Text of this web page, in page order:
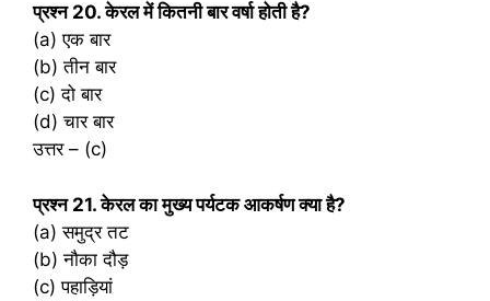
प्रश्‍न 20. केरल में कितनी बार वर्षा होती है?
(a) एक बार
(b) तीन बार
(c) दो बार
(d) चार बार
उत्तर – (c)
प्रश्‍न 21. केरल का मुख्य पर्यटक आकर्षण क्या है?
(a) समुद्र तट
(b) नौका दौड़
(c) पहाड़ियां